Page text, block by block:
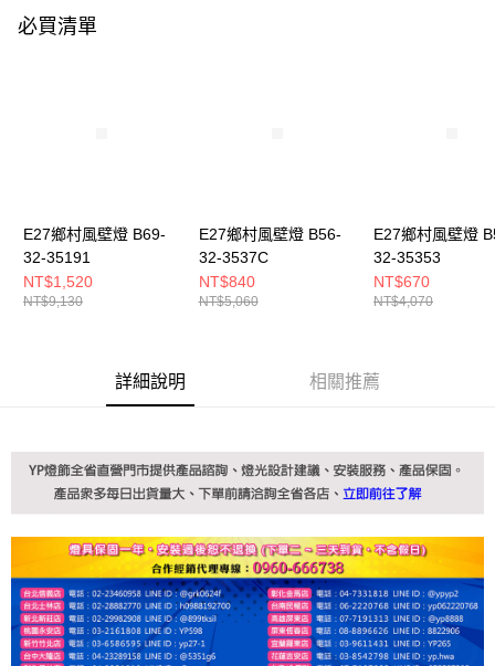
是否繳費成功／繳費後需取消欲退款等相關疑問，請聯繫「AFTEE先享後付
客戶支援中心」
任。
４．使用「AFTEE先享後付」時，將依據個別帳號之用戶狀況，依本公司即
時審查核予不同之上限額度；若仍有額度不足之情形，本公司將視審查結果
請求用戶進行身份認證。
必買清單
E27鄉村風壁燈 B69-
32-35191
NT$1,520
NT$9,130
E27鄉村風壁燈 B56-
32-3537C
NT$840
NT$5,060
E27鄉村風壁燈
32-35353
NT$670
NT$4,070
詳細說明 相關推薦